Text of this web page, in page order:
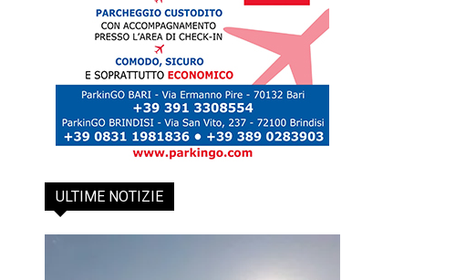
ULTIME NOTIZIE